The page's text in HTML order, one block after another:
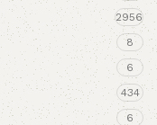
2956
8
6
434
6